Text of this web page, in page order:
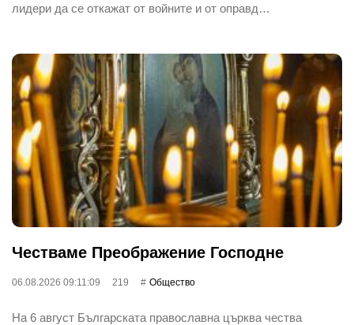
лидери да се откажат от войните и от оправд…
Честваме Преображение Господне
06.08.2026 09:11:09 219 Общество
На 6 август Българската православна църква чества